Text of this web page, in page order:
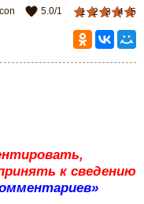
1 2 3 4 5
5.0/1
к сведению